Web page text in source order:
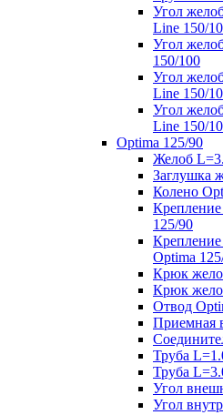
Угол
Line 150/
Угол
150/100
Угол
Line 150/
Угол
Line 150/
Optima 125/90
Желоб
Заглушка
Колено
125/90
Optima
Крюк
Крюк
Отвод
Приемная
Труба
Труба
Угол
Угол